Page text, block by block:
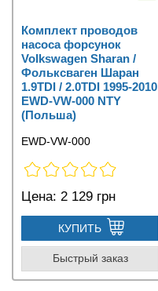
Комплект проводов
насоса форсунок
Volkswagen Sharan /
Фольксваген Шаран
1.9TDI / 2.0TDI 1995-2010
EWD-VW-000 NTY
(Польша)
EWD-VW-000
Цена: 2 129 грн
КУПИТЬ
Быстрый заказ